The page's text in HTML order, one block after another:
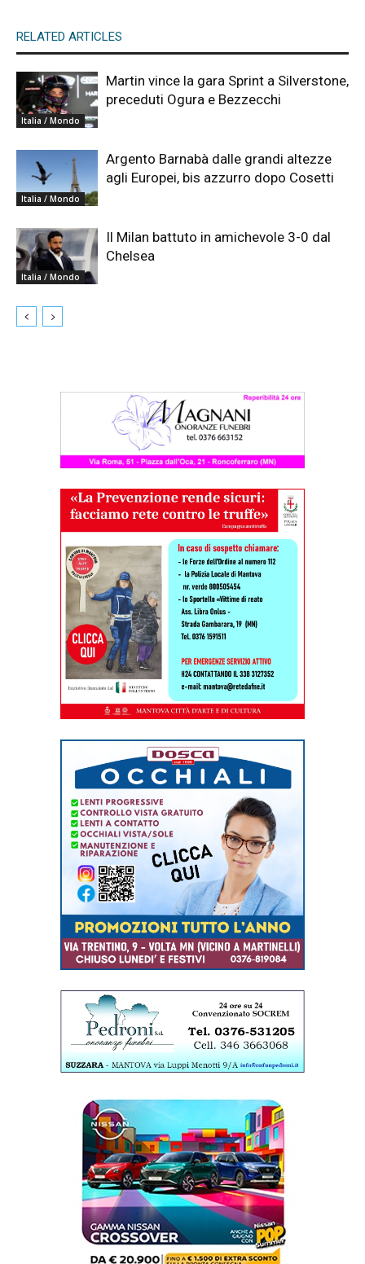
RELATED ARTICLES
Italia / Mondo
Martin vince la gara Sprint a Silverstone,
preceduti Ogura e Bezzecchi
Italia / Mondo
Argento Barnabà dalle grandi altezze
agli Europei, bis azzurro dopo Cosetti
Italia / Mondo
Il Milan battuto in amichevole 3-0 dal
Chelsea